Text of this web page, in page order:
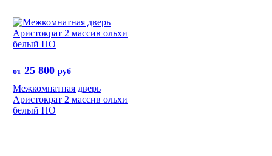
от 25 800 руб
Межкомнатная дверь
Аристократ 2 массив ольхи
белый ПО